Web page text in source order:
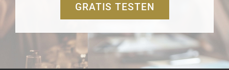
GRATIS TESTEN